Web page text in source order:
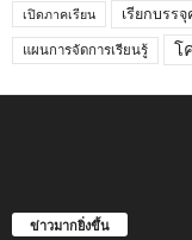
เปิดภาคเรียน เรียกบรร
แผนการจัดการเรียนรู้ โ
ข่าวมากยิ่งขึ้น